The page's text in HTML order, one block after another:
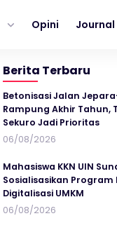
Opini Journal
Berita Terbaru
Betonisasi Jalan
Rampung Akhir Tahun,
Sekuro Jadi Prioritas
06/08/2026
Mahasiswa KKN UIN
Sosialisasikan Program
Digitalisasi UMKM
06/08/2026